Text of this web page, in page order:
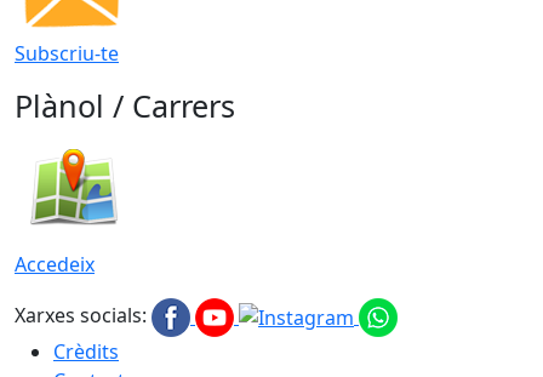
Subscriu-te
Plànol / Carrers
Accedeix
Xarxes socials:
Crèdits